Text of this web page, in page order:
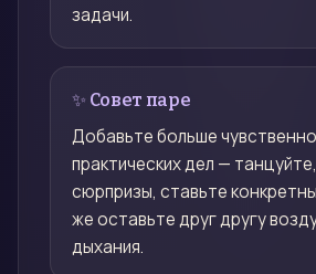
задачи.
✨ Совет паре
Добавьте больше
практических дел —
сюрпризы, ставьте
же оставьте друг другу
дыхания.